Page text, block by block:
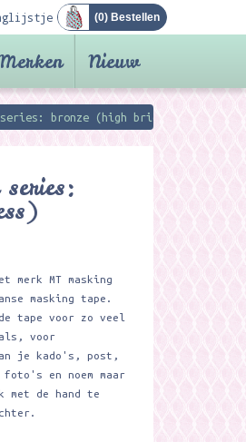
(0) Bestellen
Merken Nieuw
bronze (high brightness)
merk MT masking
masking tape.
tape voor zo veel
voor
je kado's, post,
en noem maar
met de hand te